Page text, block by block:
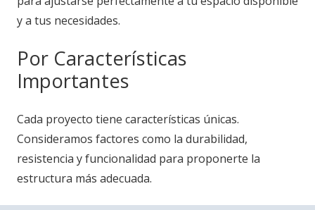
y a tus necesidades.
Por Características
Importantes
Cada proyecto tiene características únicas.
Consideramos factores como la durabilidad,
resistencia y funcionalidad para proponerte la
estructura más adecuada.